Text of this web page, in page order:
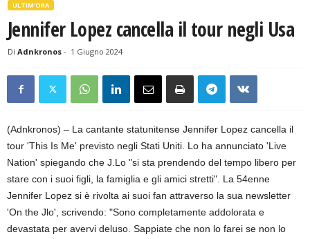
ULTIM'ORA
Jennifer Lopez cancella il tour negli Usa
Di Adnkronos - 1 Giugno 2024
(Adnkronos) – La cantante statunitense Jennifer Lopez cancella il
tour 'This Is Me' previsto negli Stati Uniti. Lo ha annunciato 'Live
Nation' spiegando che J.Lo "si sta prendendo del tempo libero per
stare con i suoi figli, la famiglia e gli amici stretti". La 54enne
Jennifer Lopez si è rivolta ai suoi fan attraverso la sua newsletter
'On the Jlo', scrivendo: "Sono completamente addolorata e
devastata per avervi deluso. Sappiate che non lo farei se non lo